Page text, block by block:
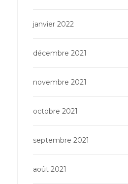
janvier 2022
décembre 2021
novembre 2021
octobre 2021
septembre 2021
août 2021